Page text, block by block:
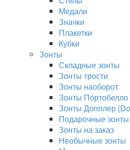
Медали
Значки
Плакетки
Кубки
Зонты
Складные зонты
Зонты трости
Зонты наоборот
Зонты Портобелло
Зонты Допплер
Подарочные зонты
Зонты на заказ
Необычные зонты